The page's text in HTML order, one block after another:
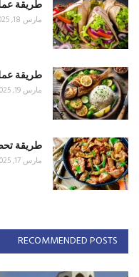
طريقة
مارس 18, 2025
طريقة
مارس 19, 2025
طريقة
مارس 17, 2025
RECOMMENDED POSTS